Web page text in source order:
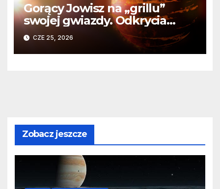
Gorący Jowisz na „grillu”
swojej gwiazdy. Odkrycia
Teleskopu Webba o HD
80606 b
CZE 25, 2026
Zobacz jeszcze